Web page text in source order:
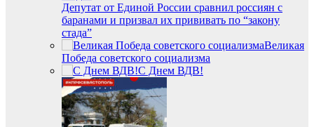
Депутат от Единой России сравнил россиян с
баранами и призвал их прививать по “закону
стада”
Великая
Победа советского социализма
С Днем ВДВ!